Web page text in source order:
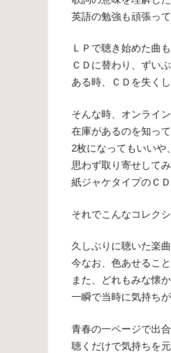
英語の勉強も頑張って
ＬＰで聴き始めた曲
ＣＤに替わり、ずい
ある時、ＣＤを失く
そんな時、オンライ
在庫があるのを知って
2枚になってもいいや
思わず取り寄せして
紙ジャケタイプのＣＤ
それでこんなコレクシ
久しぶりに聴いた楽
今なお、色あせるこ
また、どれもみな懐
一瞬で当時に気持ち
青春の一ページで出
聴くだけで気持ちを